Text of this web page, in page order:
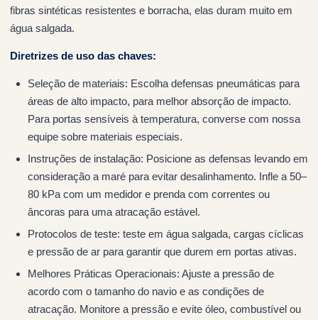
fibras sintéticas resistentes e borracha, elas duram muito em
água salgada.
Diretrizes de uso das chaves:
Seleção de materiais: Escolha defensas pneumáticas para
áreas de alto impacto, para melhor absorção de impacto.
Para portas sensíveis à temperatura, converse com nossa
equipe sobre materiais especiais.
Instruções de instalação: Posicione as defensas levando em
consideração a maré para evitar desalinhamento. Infle a 50–
80 kPa com um medidor e prenda com correntes ou
âncoras para uma atracação estável.
Protocolos de teste: teste em água salgada, cargas cíclicas
e pressão de ar para garantir que durem em portas ativas.
Melhores Práticas Operacionais: Ajuste a pressão de
acordo com o tamanho do navio e as condições de
atracação. Monitore a pressão e evite óleo, combustível ou